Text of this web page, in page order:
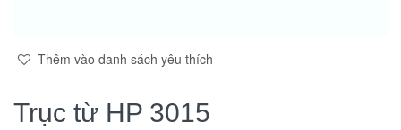
Thêm vào danh sách yêu thích
Trục từ HP 3015